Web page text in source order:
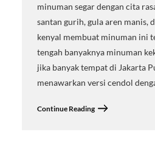
minuman segar dengan cita
santan gurih, gula aren manis,
kenyal membuat minuman ini
tengah banyaknya minuman
jika banyak tempat di Jakarta
menawarkan versi cendol
Continue Reading